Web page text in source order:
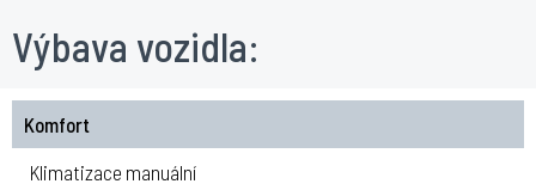
Výbava vozidla:
Komfort
Klimatizace manuální